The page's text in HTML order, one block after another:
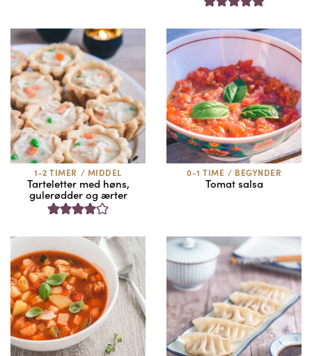
1-2 TIMER / MIDDEL
Tarteletter med høns,
gulerødder og ærter
0-1 TIME / BEGYNDER
Tomat salsa